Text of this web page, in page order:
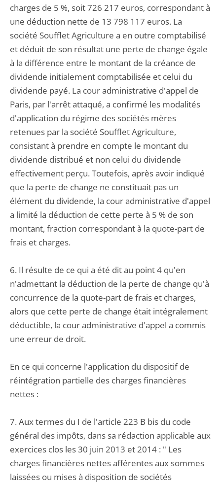
charges de 5 %, soit 726 217 euros, correspondant à
une déduction nette de 13 798 117 euros. La
société Soufflet Agriculture a en outre comptabilisé
et déduit de son résultat une perte de change égale
à la différence entre le montant de la créance de
dividende initialement comptabilisée et celui du
dividende payé. La cour administrative d'appel de
Paris, par l'arrêt attaqué, a confirmé les modalités
d'application du régime des sociétés mères
retenues par la société Soufflet Agriculture,
consistant à prendre en compte le montant du
dividende distribué et non celui du dividende
effectivement perçu. Toutefois, après avoir indiqué
que la perte de change ne constituait pas un
élément du dividende, la cour administrative d'appel
a limité la déduction de cette perte à 5 % de son
montant, fraction correspondant à la quote-part de
frais et charges.
6. Il résulte de ce qui a été dit au point 4 qu'en
n'admettant la déduction de la perte de change qu'à
concurrence de la quote-part de frais et charges,
alors que cette perte de change était intégralement
déductible, la cour administrative d'appel a commis
une erreur de droit.
En ce qui concerne l'application du dispositif de
réintégration partielle des charges financières
nettes :
7. Aux termes du I de l'article 223 B bis du code
général des impôts, dans sa rédaction applicable aux
exercices clos les 30 juin 2013 et 2014 : " Les
charges financières nettes afférentes aux sommes
laissées ou mises à disposition de sociétés